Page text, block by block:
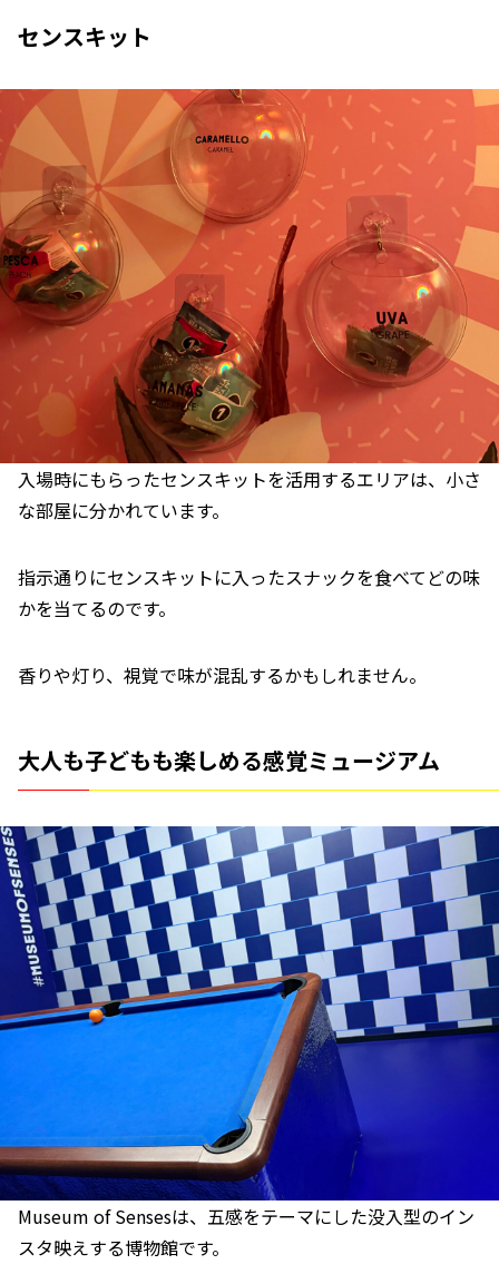
センスキット
入場時にもらったセンスキットを活用するエリアは、小さ
な部屋に分かれています。
指示通りにセンスキットに入ったスナックを食べてどの味
かを当てるのです。
香りや灯り、視覚で味が混乱するかもしれません。
大人も子どもも楽しめる感覚ミュージアム
Museum of Sensesは、五感をテーマにした没入型のイン
スタ映えする博物館です。